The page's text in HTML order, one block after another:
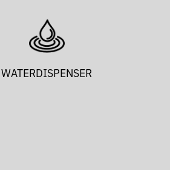
WATERDISPENSER